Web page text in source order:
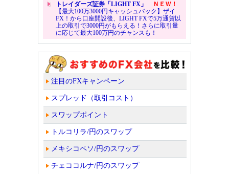
トレイダーズ証券「LIGHT FX」
ＮＥＷ！
【最大100万3000円キャッシュバック】ザイ
FX！から口座開設後、LIGHT FXで5万通貨以
上の取引で3000円がもらえる！さらに取引量
に応じて最大100万円のチャンスも！
注目のFXキャンペーン
スプレッド（取引コスト）
スワップポイント
トルコリラ/円のスワップ
メキシコペソ/円のスワップ
チェココルナ/円のスワップ